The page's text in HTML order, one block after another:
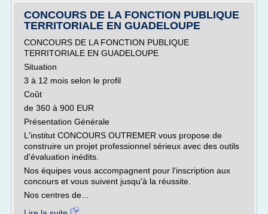
CONCOURS DE LA FONCTION PUBLIQUE
TERRITORIALE EN GUADELOUPE
CONCOURS DE LA FONCTION PUBLIQUE
TERRITORIALE EN GUADELOUPE
Situation
3 à 12 mois selon le profil
Coût
de 360 à 900 EUR
Présentation Générale
L'institut CONCOURS OUTREMER vous propose de
construire un projet professionnel sérieux avec des outils
d'évaluation inédits.
Nos équipes vous accompagnent pour l'inscription aux
concours et vous suivent jusqu'à la réussite.
Nos centres de...